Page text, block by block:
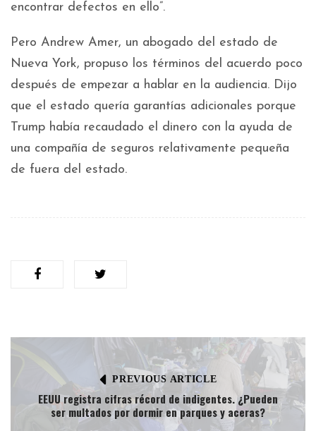
encontrar defectos en ello”.
Pero Andrew Amer, un abogado del estado de
Nueva York, propuso los términos del acuerdo poco
después de empezar a hablar en la audiencia. Dijo
que el estado quería garantías adicionales porque
Trump había recaudado el dinero con la ayuda de
una compañía de seguros relativamente pequeña
de fuera del estado.
PREVIOUS ARTICLE
EEUU registra cifras récord de indigentes. ¿Pueden
ser multados por dormir en parques y aceras?